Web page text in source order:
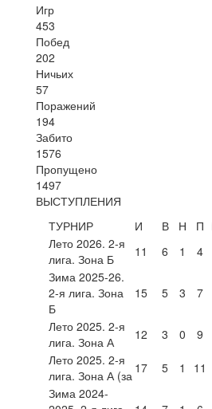
Игр
453
Побед
202
Ничьих
57
Поражений
194
Забито
1576
Пропущено
1497
ВЫСТУПЛЕНИЯ
ТУРНИР
И В Н П
Лето 2026. 2-я
лига. Зона Б
11 6 1 4
Зима 2025-26.
2-я лига. Зона
Б
15 5 3 7
Лето 2025. 2-я
лига. Зона А
12 3 0 9
Лето 2025. 2-я
лига. Зона А (за 17 5 1 11
Зима 2024-